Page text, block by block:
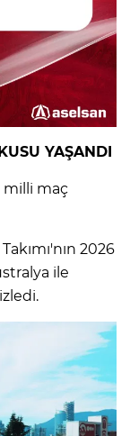
YAŞANDI
milli maç
2026
ile